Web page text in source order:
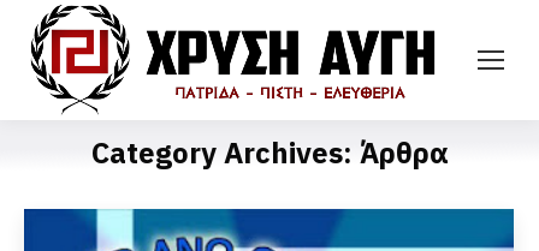
Category Archives: Άρθρα